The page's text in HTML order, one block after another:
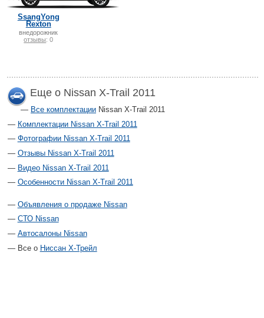
SsangYong
Rexton
внедорожник
отзывы: 0
Еще о Nissan X-Trail 2011
Все комплектации Nissan X-Trail 2011
Комплектации Nissan X-Trail 2011
Фотографии Nissan X-Trail 2011
Отзывы Nissan X-Trail 2011
Видео Nissan X-Trail 2011
Особенности Nissan X-Trail 2011
Объявления о продаже Nissan
СТО Nissan
Автосалоны Nissan
Все о Ниссан Х-Трейл